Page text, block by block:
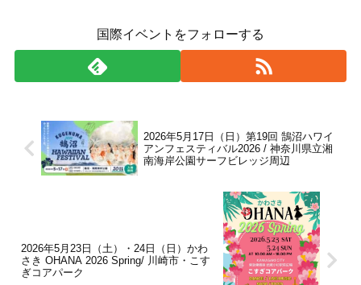
国際イベントをフォローする
2026年5月17日（日）第19回 鵠沼ハワイ
アンフェスティバル2026 / 神奈川県立湘
南海岸公園サーフビレッジ周辺
2026年5月23日（土）・24日（日）かわ
さき OHANA 2026 Spring/ 川崎市・こす
ぎコアパーク